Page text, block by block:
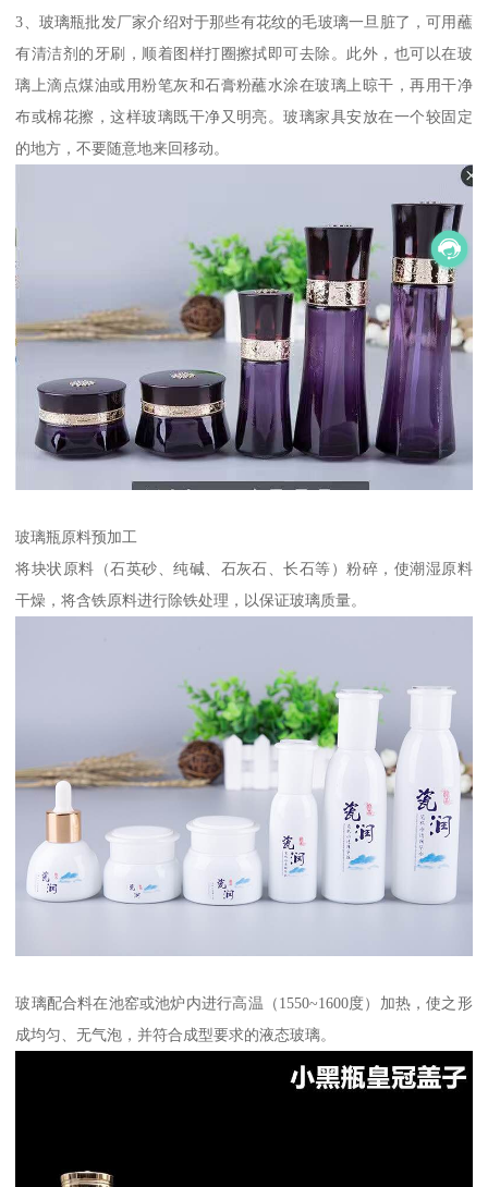
3、玻璃瓶批发厂家介绍对于那些有花纹的毛玻璃一旦脏了，可用蘸
有清洁剂的牙刷，顺着图样打圈擦拭即可去除。此外，也可以在玻
璃上滴点煤油或用粉笔灰和石膏粉蘸水涂在玻璃上晾干，再用干净
布或棉花擦，这样玻璃既干净又明亮。玻璃家具安放在一个较固定
的地方，不要随意地来回移动。
玻璃瓶原料预加工
将块状原料（石英砂、纯碱、石灰石、长石等）粉碎，使潮湿原料
干燥，将含铁原料进行除铁处理，以保证玻璃质量。
玻璃配合料在池窑或池炉内进行高温（1550~1600度）加热，使之形
成均匀、无气泡，并符合成型要求的液态玻璃。